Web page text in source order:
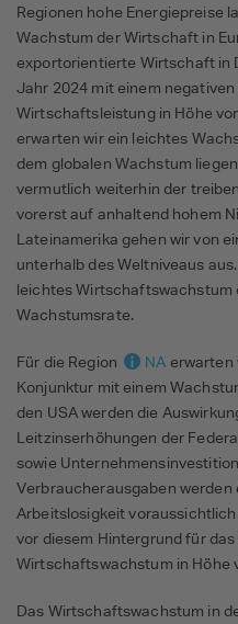
Regionen hohe Energiepreise
Wachstum der Wirtschaft in
exportorientierte Wirtschaft in
Jahr 2024 mit einem
Wirtschaftsleistung in Höhe
erwarten wir ein leichtes
dem globalen Wachstum
vermutlich weiterhin der
vorerst auf anhaltend hohem
Lateinamerika gehen wir von
unterhalb des Weltniveaus
leichtes Wirtschaftswachstum
Wachstumsrate.
Für die Region NA erwarten
Konjunktur mit einem
den USA werden die
Leitzinserhöhungen der
sowie
Verbraucherausgaben werden
Arbeitslosigkeit
vor diesem Hintergrund für
Wirtschaftswachstum in Höhe
Das Wirtschaftswachstum in